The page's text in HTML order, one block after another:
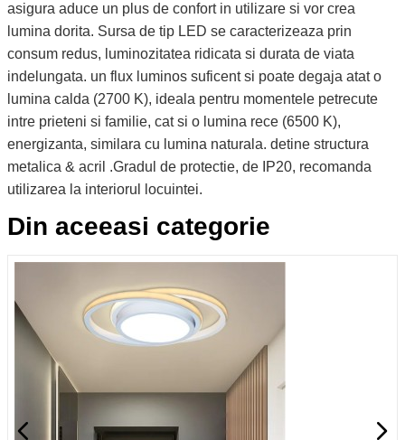
asigura aduce un plus de confort in utilizare si vor crea
lumina dorita. Sursa de tip LED se caracterizeaza prin
consum redus, luminozitatea ridicata si durata de viata
indelungata. un flux luminos suficent si poate degaja atat o
lumina calda (2700 K), ideala pentru momentele petrecute
intre prieteni si familie, cat si o lumina rece (6500 K),
energizanta, similara cu lumina naturala. detine structura
metalica & acril .Gradul de protectie, de IP20, recomanda
utilizarea la interiorul locuintei.
Din aceeasi categorie